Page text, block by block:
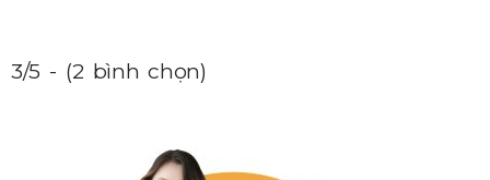
3/5 - (2 bình chọn)